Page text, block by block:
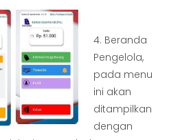
4. Beranda
Pengelola,
pada menu
ini akan
ditampilkan
dengan